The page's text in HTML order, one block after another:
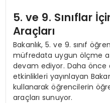
5. ve 9. Sınıflar
Araçları
Bakanlık, 5. ve 9. sınıf
müfredata uygun ölçme
devam ediyor. Daha önce
etkinlikleri yayınlayan
kullanarak öğrencilerin
araçları sunuyor.